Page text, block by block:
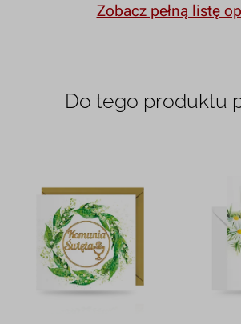
Zobacz pełną listę
Do tego produktu